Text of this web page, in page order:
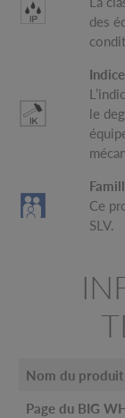
des
le
Ce
SLV.
Nom du produit
Page du BIG